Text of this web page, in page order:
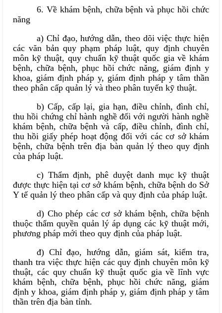
6. Về khám bệnh, chữa bệnh và phục hồi chức
năng
a) Chỉ đạo, hướng dẫn, theo dõi việc thực hiện
các văn bản quy phạm pháp luật, quy định chuyên
môn kỹ thuật, quy chuẩn kỹ thuật quốc gia về khám
bệnh, chữa bệnh, phục hồi chức năng, giám định y
khoa, giám định pháp y, giám định pháp y tâm thần
theo phân cấp quản lý và theo phân tuyến kỹ thuật.
b) Cấp, cấp lại, gia hạn, điều chỉnh, đình chỉ,
thu hồi chứng chỉ hành nghề đối với người hành nghề
khám bệnh, chữa bệnh và cấp, điều chỉnh, đình chỉ,
thu hồi giấy phép hoạt động đối với các cơ sở khám
bệnh, chữa bệnh trên địa bàn quản lý theo quy định
của pháp luật.
c) Thẩm định, phê duyệt danh mục kỹ thuật
được thực hiện tại cơ sở khám bệnh, chữa bệnh do Sở
Y tế quản lý theo phân cấp và quy định của pháp luật.
d) Cho phép các cơ sở khám bệnh, chữa bệnh
thuộc thẩm quyền quản lý áp dụng các kỹ thuật mới,
phương pháp mới theo quy định của pháp luật.
đ) Chỉ đạo, hướng dẫn, giám sát, kiểm tra,
thanh tra việc thực hiện các quy định chuyên môn kỹ
thuật, các quy chuẩn kỹ thuật quốc gia về lĩnh vực
khám bệnh, chữa bệnh, phục hồi chức năng, giám
định y khoa, giám định pháp y, giám định pháp y tâm
thần trên địa bàn tỉnh.